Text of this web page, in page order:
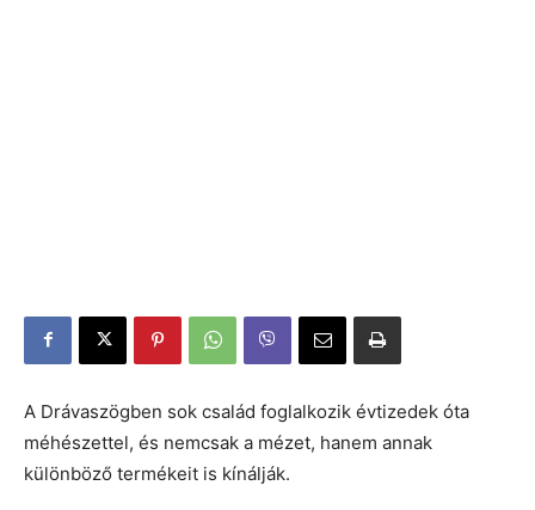
A Drávaszögben sok család foglalkozik évtizedek óta
méhészettel, és nemcsak a mézet, hanem annak
különböző termékeit is kínálják.